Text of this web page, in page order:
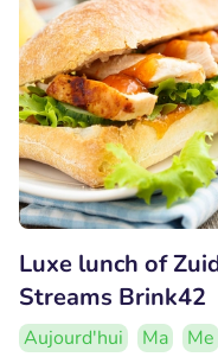
Luxe lunch of
Streams Brink42
Aujourd'hui Ma Me